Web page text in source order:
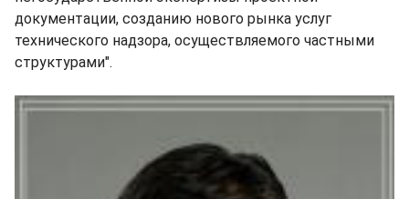
документации, созданию нового рынка услуг
технического надзора, осуществляемого частными
структурами".